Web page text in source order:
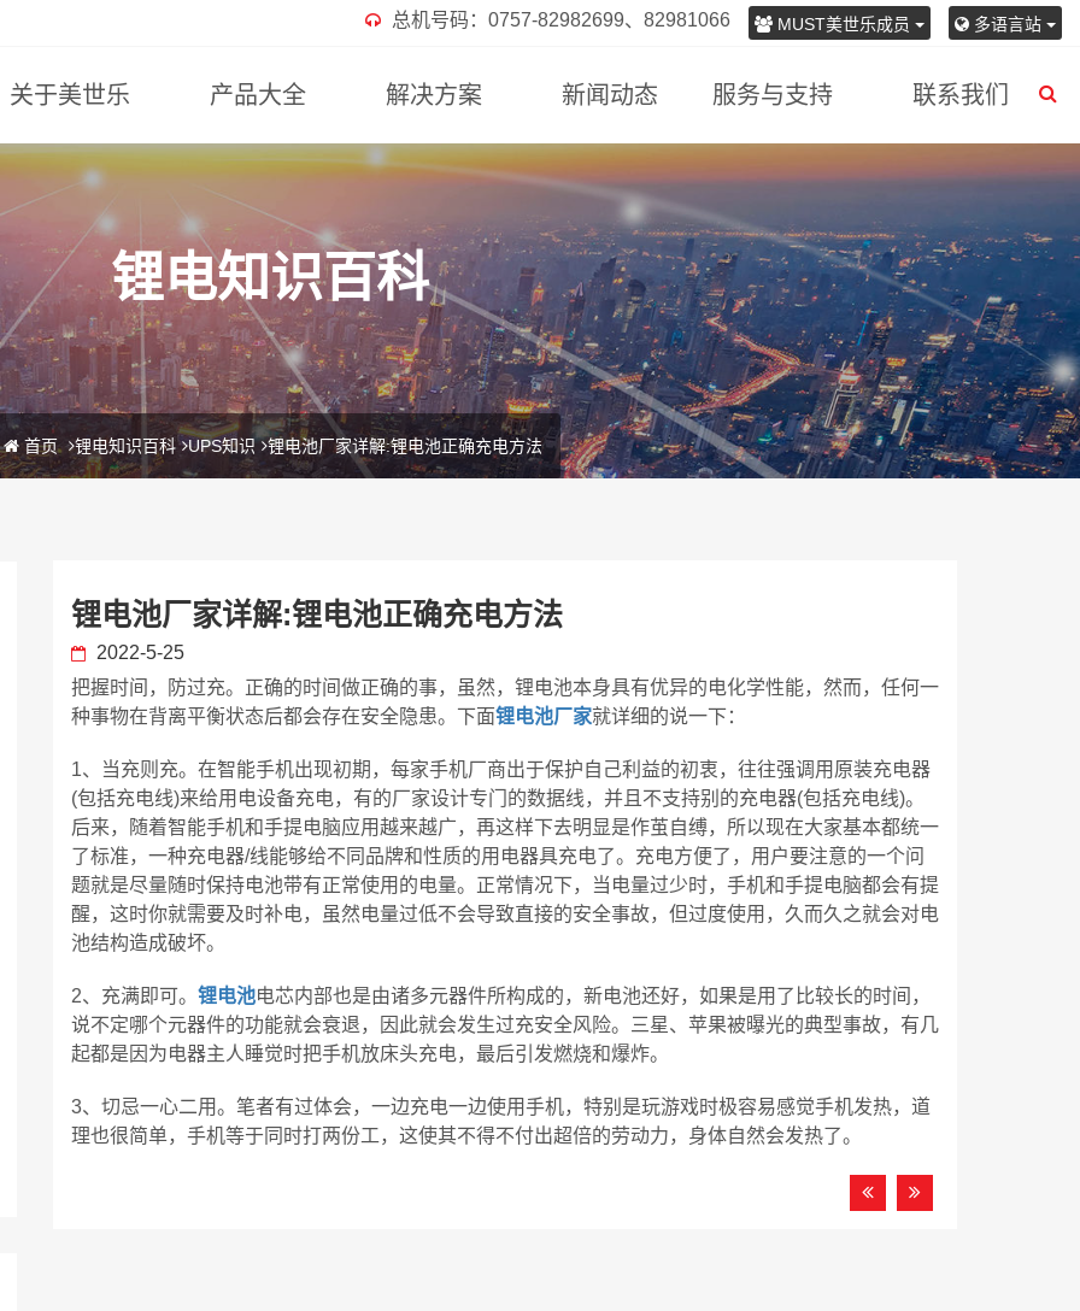
多语言站
MUST美世乐成员
总机号码：0757-82982699、82981066
关于美世乐 产品大全 解决方案 新闻动态 服务与支持 联系我们
锂电知识百科
首页 锂电知识百科 UPS知识 锂电池厂家详解:锂电池正确充电方法
锂电池厂家详解:锂电池正确充电方法
2022-5-25
把握时间，防过充。正确的时间做正确的事，虽然，锂电池本身具有优异的电化学性能，然而，任何一
种事物在背离平衡状态后都会存在安全隐患。下面锂电池厂家就详细的说一下：
1、当充则充。在智能手机出现初期，每家手机厂商出于保护自己利益的初衷，往往强调用原装充电器
(包括充电线)来给用电设备充电，有的厂家设计专门的数据线，并且不支持别的充电器(包括充电线)。
后来，随着智能手机和手提电脑应用越来越广，再这样下去明显是作茧自缚，所以现在大家基本都统一
了标准，一种充电器/线能够给不同品牌和性质的用电器具充电了。充电方便了，用户要注意的一个问
题就是尽量随时保持电池带有正常使用的电量。正常情况下，当电量过少时，手机和手提电脑都会有提
醒，这时你就需要及时补电，虽然电量过低不会导致直接的安全事故，但过度使用，久而久之就会对电
池结构造成破坏。
2、充满即可。 锂电池电芯内部也是由诸多元器件所构成的，新电池还好，如果是用了比较长的时间，
说不定哪个元器件的功能就会衰退，因此就会发生过充安全风险。三星、苹果被曝光的典型事故，有几
起都是因为电器主人睡觉时把手机放床头充电，最后引发燃烧和爆炸。
3、切忌一心二用。笔者有过体会，一边充电一边使用手机，特别是玩游戏时极容易感觉手机发热，道
理也很简单，手机等于同时打两份工，这使其不得不付出超倍的劳动力，身体自然会发热了。